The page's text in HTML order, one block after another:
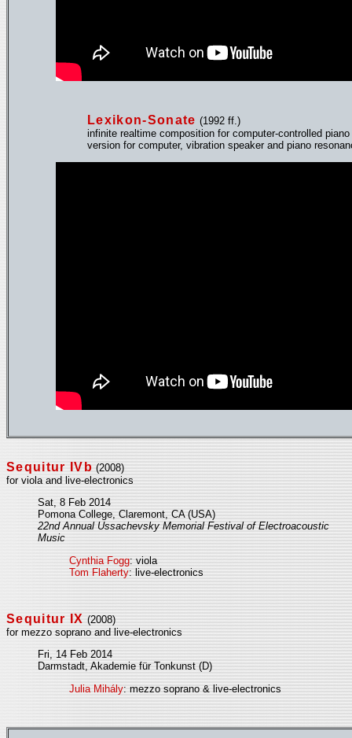
Lexikon-Sonate (1992 ff.)
infinite realtime composition for computer-controlled piano
version for computer, vibration speaker and piano
Sequitur IVb (2008)
for viola and live-electronics
Sat, 8 Feb 2014
Pomona College, Claremont, CA (USA)
22nd Annual Ussachevsky Memorial Festival of Electroacoustic
Music
Cynthia Fogg: viola
Tom Flaherty: live-electronics
Sequitur IX (2008)
for mezzo soprano and live-electronics
Fri, 14 Feb 2014
Darmstadt, Akademie für Tonkunst (D)
Julia Mihály: mezzo soprano & live-electronics